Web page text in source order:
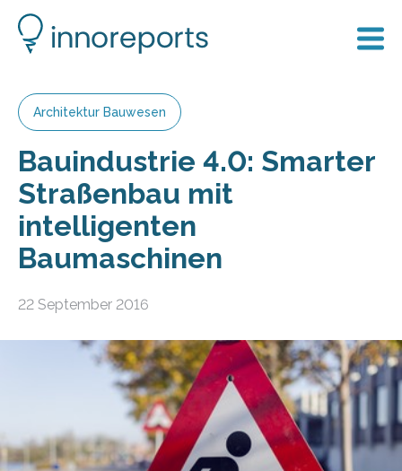
Architektur Bauwesen
Bauindustrie 4.0: Smarter
Straßenbau mit
intelligenten
Baumaschinen
22 September 2016